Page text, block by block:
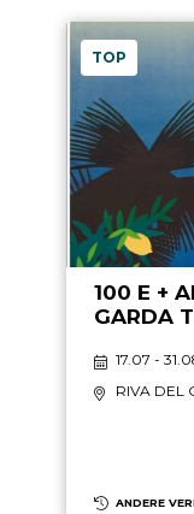
TOP
100 E +
GARDA
17.07 -
RIVA DEL
ANDERE